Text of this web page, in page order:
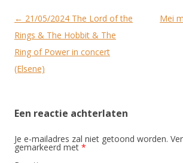
Post
navigation
← 21/05/2024 The Lord of the
Rings & The Hobbit & The
Ring of Power in concert
(Elsene)
Mei
Een reactie achterlaten
Je e-mailadres zal niet getoond worden.
gemarkeerd met *